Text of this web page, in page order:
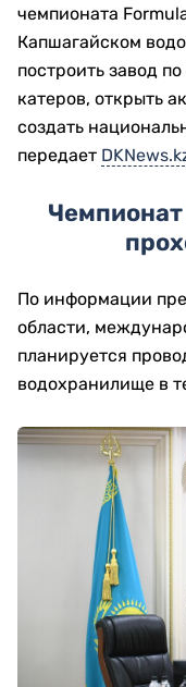
чемпионата
Капшагайском
построить завод
катеров, открыть
создать
передает
Чемпионат
По информации
области,
планируется
водохранилище в